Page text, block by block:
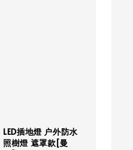
LED插地燈 户外防水
照樹燈 遮罩款[曼